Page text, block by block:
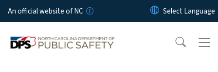
Skip to main content
An official website of NC